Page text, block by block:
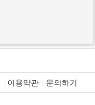
이용약관 문의하기